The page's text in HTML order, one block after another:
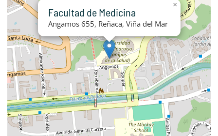
Facultad de Medicina
Angamos 655, Reñaca, Viña del Mar
×